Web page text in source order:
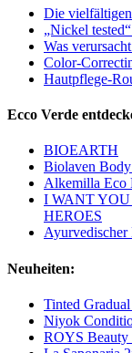
Die
„Nickel
Was
Color-
Hautpflege-
Ecco Verde
BIOEARTH
Biolaven
Alkemilla Eco
I WANT
HEROES
Neuheiten:
Tinted
Niyok
ROYS Beauty